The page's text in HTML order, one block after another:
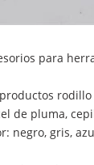
para
de pluma,
negro, gris,